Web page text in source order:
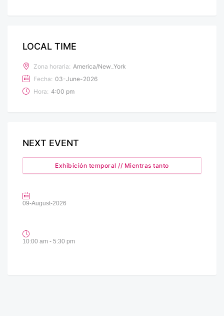
LOCAL TIME
Zona horaria: America/New_York
Fecha: 03-June-2026
Hora: 4:00 pm
NEXT EVENT
Exhibición temporal // Mientras tanto
09-August-2026
10:00 am - 5:30 pm